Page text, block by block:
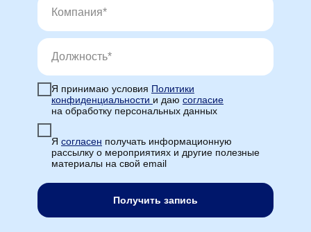
Я принимаю условия Политики
конфиденциальности и даю согласие
на обработку персональных данных
Я cогласен получать информационную
рассылку о мероприятиях и другие полезные
материалы на свой email
Получить запись